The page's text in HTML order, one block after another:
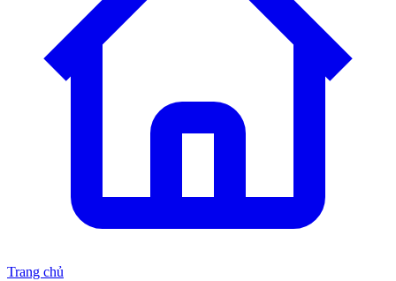
Trang chủ